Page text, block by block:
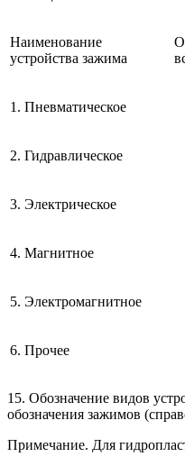
Наименование
устройства зажима
1. Пневматическое
2. Гидравлическое
3. Электрическое
4. Магнитное
5. Электромагнитное
6. Прочее
15. Обозначение видов
обозначения зажимов
Примечание. Для